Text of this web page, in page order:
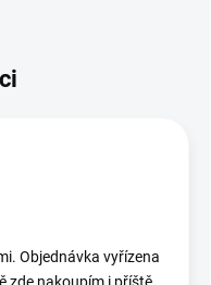
Objednávka vyřízena